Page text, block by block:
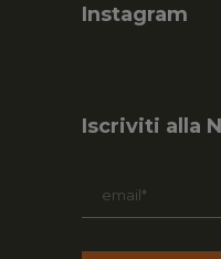
Instagram
Iscriviti alla